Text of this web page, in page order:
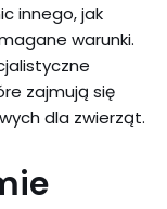
innego, jak
warunki.
zajmują się
dla zwierząt.